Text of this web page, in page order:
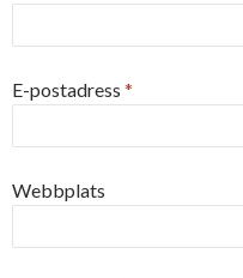
E-postadress *
Webbplats